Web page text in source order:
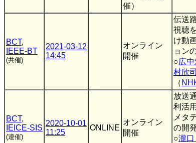
催）
BCT,
IEEE-BT
(共催)
2021-03-12
14:45
オンライン
開催
伝送
視聴
け動
ョン
○広
村欣司
（
BCT,
IEICE-SIS
(連催)
2020-10-01
11:25
ONLINE
オンライン
開催
放送
利活
メタ
の開
○瀧